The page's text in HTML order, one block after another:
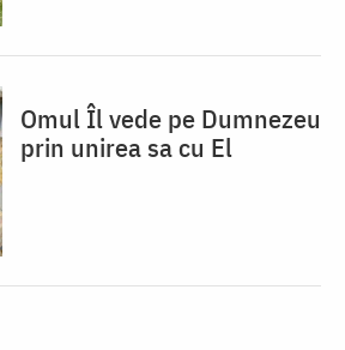
Omul Îl vede pe Dumnezeu
prin unirea sa cu El